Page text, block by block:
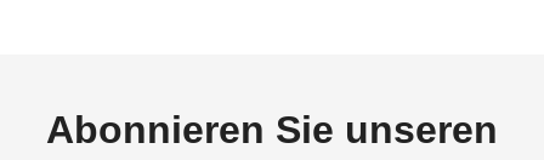
Abonnieren Sie unseren